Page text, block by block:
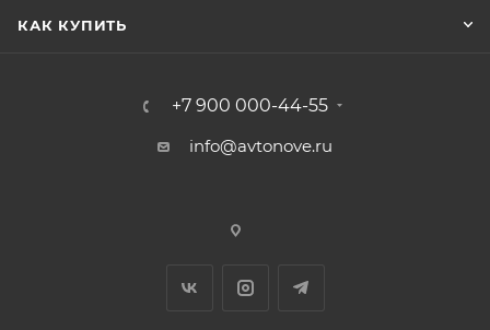
КАК КУПИТЬ
+7 900 000-44-55
info@avtonove.ru